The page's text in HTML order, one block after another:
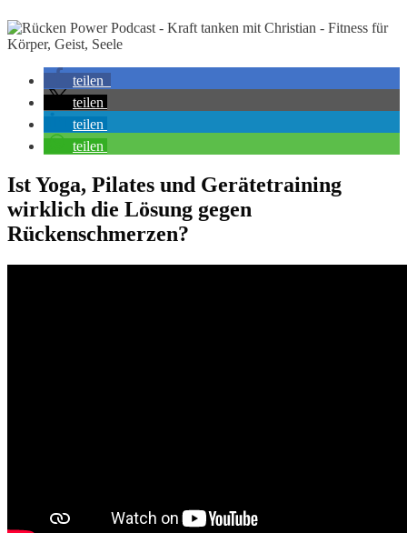
teilen
teilen
teilen
teilen
Ist Yoga, Pilates und Gerätetraining
wirklich die Lösung gegen
Rückenschmerzen?